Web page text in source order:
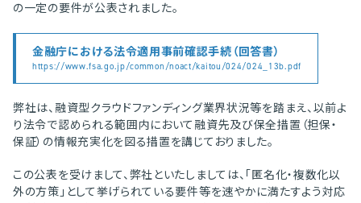
の一定の要件が公表されました。
金融庁における法令適用事前確認手続（回答書）
https://www.fsa.go.jp/common/noact/kaitou/024/024_13b.pdf
弊社は、融資型クラウドファンディング業界状況等を踏まえ、以前よ
り法令で認められる範囲内において融資先及び保全措置（担保・
保証）の情報充実化を図る措置を講じておりました。
この公表を受けまして、弊社といたしましては、「匿名化・複数化以
外の方策」として挙げられている要件等を速やかに満たすよう対応